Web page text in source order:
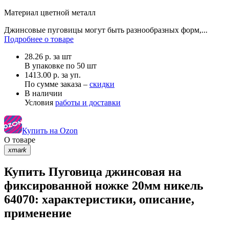
Материал цветной металл
Джинсовые пуговицы могут быть разнообразных форм,...
Подробнее о товаре
28.26 р. за шт
В упаковке по 50 шт
1413.00 р. за уп.
По сумме заказа – скидки
В наличии
Условия работы и доставки
Купить на Ozon
О товаре
xmark
Купить Пуговица джинсовая на
фиксированной ножке 20мм никель
64070: характеристики, описание,
применение